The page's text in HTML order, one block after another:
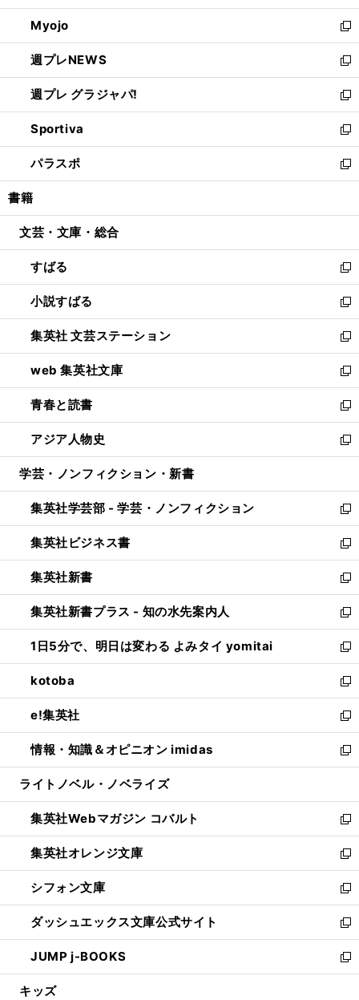
開
く
ウ
で
開
く
ン
ド
ウ
で
開
く
ウ
ィ
ン
ド
ウ
で
開
く
Myojo
新
し
い
ウ
ィ
ン
ド
ウ
で
開
週プレNEWS
新
し
い
ウ
ィ
ン
ド
ウ
開
週プレ グラジャパ!
新
し
い
ウ
ィ
ン
ウ
開
く
Sportiva
新
し
い
ウ
ン
ウ
で
開
く
パラスポ
新
し
ウ
ン
ド
ウ
で
開
く
書籍
文芸・文庫・総合
すばる
新
し
い
ウ
ィ
ン
ド
ウ
で
開
く
小説すばる
新
し
い
ウ
ィ
ン
ド
ウ
で
開
集英社 文芸ステーション
新
し
い
ウ
ィ
ン
ド
ウ
開
く
web 集英社文庫
新
し
い
ウ
ィ
ン
ウ
で
開
く
青春と読書
新
し
い
ウ
ン
ド
ウ
で
開
く
アジア人物史
新
し
ウ
ィ
ン
ド
ウ
で
開
く
学芸・ノンフィクション・新書
集英社学芸部 - 学芸・ノンフィクション
新
し
い
ウ
ィ
ン
ド
ウ
で
開
く
集英社ビジネス書
新
し
い
ウ
ィ
ン
ド
ウ
で
開
く
集英社新書
新
し
い
ウ
ィ
ン
ド
ウ
で
開
く
集英社新書プラス - 知の水先案内人
新
し
い
ウ
ィ
ン
ド
ウ
で
開
1日5分で、明日は変わる よみタイ yomitai
新
し
い
ウ
ィ
ン
ド
ウ
開
く
kotoba
新
し
い
ウ
ィ
ン
ウ
で
開
く
e!集英社
新
し
い
ウ
ン
ド
ウ
で
開
く
情報・知識＆オピニオン imidas
新
し
ウ
ィ
ン
ド
ウ
で
開
く
ライトノベル・ノベライズ
集英社Webマガジン コバルト
新
し
い
ウ
ィ
ン
ド
ウ
で
開
集英社オレンジ文庫
新
し
い
ウ
ィ
ン
ド
ウ
シフォン文庫
新
し
い
ウ
ィ
ン
ダッシュエックス文庫公式サイト
新
し
い
ウ
JUMP j-BOOKS
新
し
キッズ